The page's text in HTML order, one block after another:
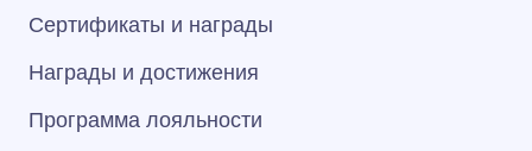
Сертификаты и награды
Награды и достижения
Программа лояльности